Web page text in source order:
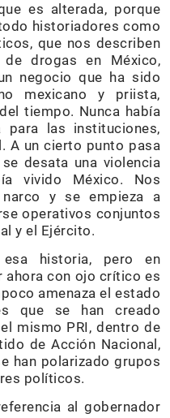
es alterada, porque
historiadores como
que nos describen
drogas en México,
negocio que ha sido
mexicano y priista,
tiempo. Nunca había
para las instituciones,
A un cierto punto pasa
desata una violencia
vivido México. Nos
y se empieza a
operativos conjuntos
y el Ejército.
historia, pero en
ahora con ojo crítico es
amenaza el estado
que se han creado
mismo PRI, dentro de
de Acción Nacional,
han polarizado grupos
políticos.
al gobernador